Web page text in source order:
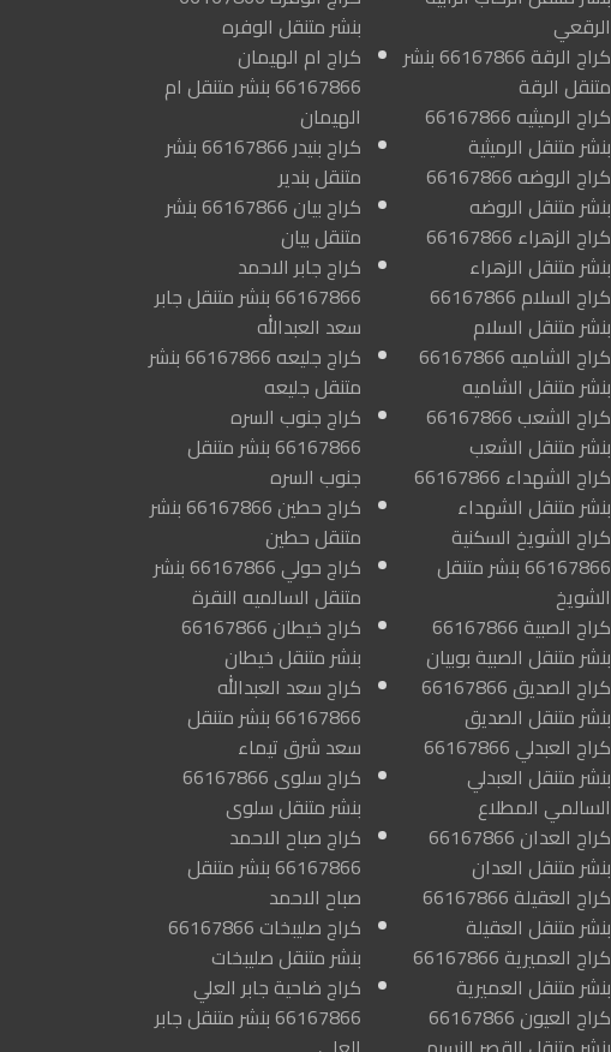
الرقعي
كراج الرقة 66167866 بنشر
متنقل الرقة
كراج الرميثيه 66167866
بنشر متنقل الرميثية
كراج الروضه 66167866
بنشر متنقل الروضه
كراج الزهراء 66167866
بنشر متنقل الزهراء
كراج السلام 66167866
بنشر متنقل السلام
كراج الشاميه 66167866
بنشر متنقل الشاميه
كراج الشعب 66167866
بنشر متنقل الشعب
كراج الشهداء 66167866
بنشر متنقل الشهداء
كراج الشويخ السكنية
66167866 بنشر متنقل
الشويخ
كراج الصبية 66167866
بنشر متنقل الصبية بوبيان
كراج الصديق 66167866
بنشر متنقل الصديق
كراج العبدلي 66167866
بنشر متنقل العبدلي
السالمي المطلاع
كراج العدان 66167866
بنشر متنقل العدان
كراج العقيلة 66167866
بنشر متنقل العقيلة
كراج العميرية 66167866
بنشر متنقل العميرية
كراج العيون 66167866
بنشر متنقل الوفره
كراج ام الهيمان
66167866 بنشر متنقل ام
الهيمان
كراج بنيدر 66167866 بنشر
متنقل بندير
كراج بيان 66167866 بنشر
متنقل بيان
كراج جابر الاحمد
66167866 بنشر متنقل جابر
سعد العبدالله
كراج جليعه 66167866 بنشر
متنقل جليعه
كراج جنوب السره
66167866 بنشر متنقل
جنوب السره
كراج حطين 66167866 بنشر
متنقل حطين
كراج حولي 66167866 بنشر
متنقل السالميه النقرة
كراج خيطان 66167866
بنشر متنقل خيطان
كراج سعد العبدالله
66167866 بنشر متنقل
سعد شرق تيماء
كراج سلوى 66167866
بنشر متنقل سلوى
كراج صباح الاحمد
66167866 بنشر متنقل
صباح الاحمد
كراج صليبخات 66167866
بنشر متنقل صليبخات
كراج ضاحية جابر العلي
66167866 بنشر متنقل جابر